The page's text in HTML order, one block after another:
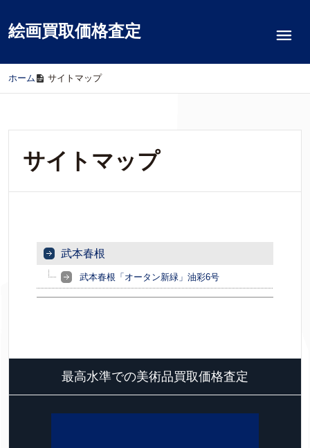
絵画買取価格査定
ホーム / サイトマップ
サイトマップ
武本春根
武本春根「オータン新緑」油彩6号
最高水準での美術品買取価格査定